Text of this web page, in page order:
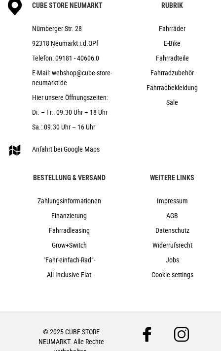
CUBE Performance Stem E-MTB, 31.8mm
ACID React Pro / EE: ACID Hybrid Perform
ACROS AZF-1035, ICR (Integrated Cable
Routing), BlockLock 120°, Top Zero-Stack 1 1/2" (ZS 56mm),
Bottom Zero-Stack 1 1/2" (ZS 56mm)
ACID PP MTB
CUBE Performance Post, 30.9mm
Natural Fit Sequence
23,8 kg
goblin´n´yellow
2024
e-Bike, Hardtail, Mountainbike
nein
2024
Diamant
Scheibenbremsen hydraulisch
750Wh
nein
CUBE STORE NEUMARKT
Nürnberger Str. 28
92318 Neumarkt i.d.OPf
Telefon:09181 - 40606 0
E-Mail:webshop@cube-store-
neumarkt.de
Hier unsere Öffnungszeiten:
Di. – Fr.: 09.30 Uhr – 18 Uhr
Sa.: 09.30 Uhr – 16 Uhr
Anfahrt bei Google Maps
RUBRIK
Fahrräder
E-Bike
Fahrradteile
Fahrradzubehör
Fahrradbekleidung
Sale
BESTELLUNG & VERSAND
Zahlungsinformationen
Finanzierung
Fahrradleasing
Grow+Switch
"Fahr-einfach-Rad“-
All Inclusive Flat
WEITERE LINKS
Impressum
AGB
Datenschutz
Widerrufsrecht
Jobs
Cookie settings
© 2025 CUBE STORE
NEUMARKT. Alle Rechte